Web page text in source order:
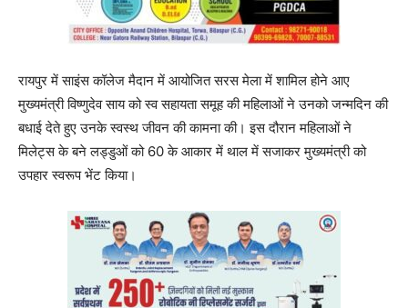
रायपुर में साइंस कॉलेज मैदान में आयोजित सरस मेला में शामिल होने आए
मुख्यमंत्री विष्णुदेव साय को स्व सहायता समूह की महिलाओं ने उनको जन्मदिन की
बधाई देते हुए उनके स्वस्थ जीवन की कामना की। इस दौरान महिलाओं ने
मिलेट्स के बने लड्डुओं को 60 के आकार में थाल में सजाकर मुख्यमंत्री को
उपहार स्वरूप भेंट किया।